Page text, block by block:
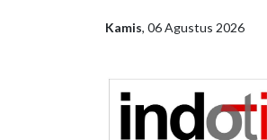
Kamis, 06 Agustus 2026